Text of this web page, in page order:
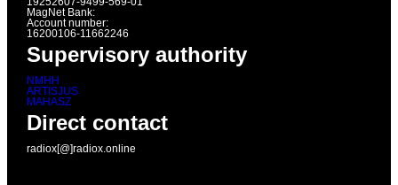
MagNet Bank:
Account number:
16200106-11662246
Supervisory authority
NMHH
ARTISJUS
MAHASZ
Direct contact
radiox[@]radiox.online